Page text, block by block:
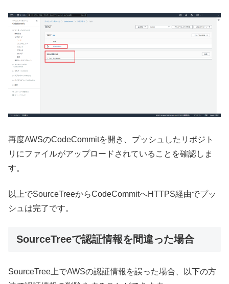
再度AWSのCodeCommitを開き、プッシュしたリポジト
リにファイルがアップロードされていることを確認しま
す。
以上でSourceTreeからCodeCommitへHTTPS経由でプッ
シュは完了です。
SourceTreeで認証情報を間違った場合
SourceTree上でAWSの認証情報を誤った場合、以下の方